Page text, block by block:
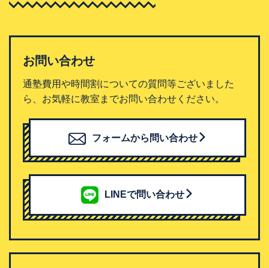
お問い合わせ
通塾費用や時間割についての質問等ございました
ら、お気軽に教室までお問い合わせください。
フォームから問い合わせ
LINEで問い合わせ